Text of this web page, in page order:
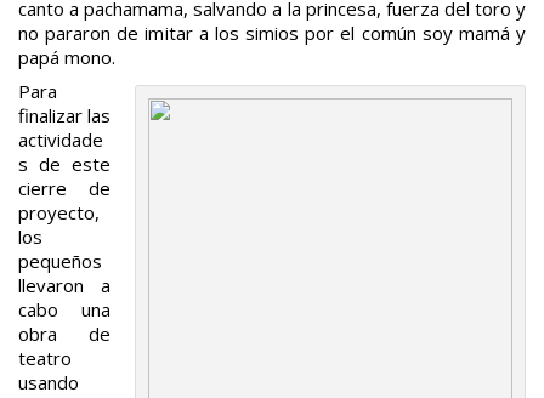
canto a pachamama, salvando a la princesa, fuerza del toro y
no pararon de imitar a los simios por el común soy mamá y
papá mono.
Para
finalizar las
actividade
s de este
cierre de
proyecto,
los
pequeños
llevaron a
cabo una
obra de
teatro
usando